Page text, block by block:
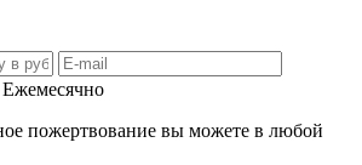
Ежемесячно
пожертвование вы можете в любой